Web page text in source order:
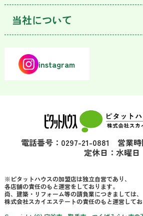
当社について
instagram
電話番号：0297-21-0881 営業時
定休日：水曜日
※ピタットハウスの加盟店は独立自営であり、
各店舗の責任のもと運営をしております。
尚、建築・リフォーム等の請負業につきましては、
株式会社スカイエステートの責任のもと運営してお